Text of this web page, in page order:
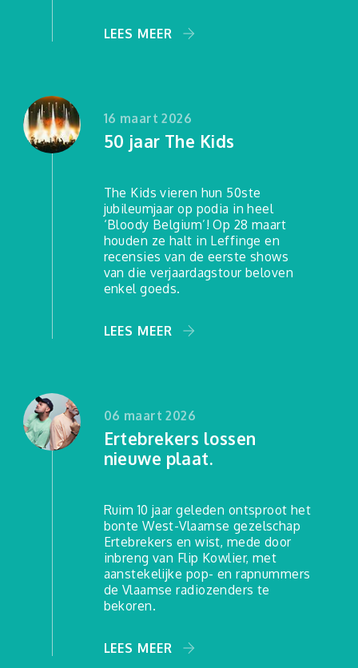
LEES MEER
16 maart 2026
50 jaar The Kids
The Kids vieren hun 50ste
jubileumjaar op podia in heel
‘Bloody Belgium’! Op 28 maart
houden ze halt in Leffinge en
recensies van de eerste shows
van die verjaardagstour beloven
enkel goeds.
LEES MEER
06 maart 2026
Ertebrekers lossen
nieuwe plaat.
Ruim 10 jaar geleden ontsproot het
bonte West-Vlaamse gezelschap
Ertebrekers en wist, mede door
inbreng van Flip Kowlier, met
aanstekelijke pop- en rapnummers
de Vlaamse radiozenders te
bekoren.
LEES MEER
Zwerver
Zwerverpaz
Jongerentarief
Privacy Policy
LEADER-project LL 50+
info@leffingeleuren.be